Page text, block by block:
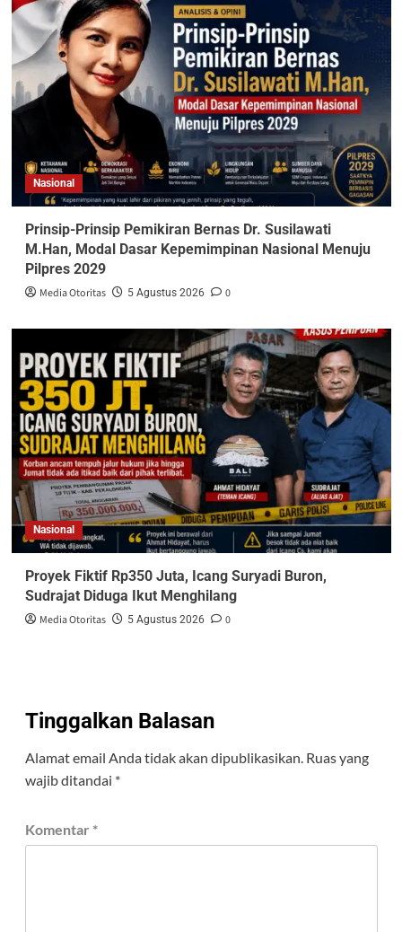
Nasional
Prinsip-Prinsip Pemikiran Bernas Dr. Susilawati
M.Han, Modal Dasar Kepemimpinan Nasional Menuju
Pilpres 2029
Media Otoritas 5 Agustus 2026 0
Nasional
Proyek Fiktif Rp350 Juta, Icang Suryadi Buron,
Sudrajat Diduga Ikut Menghilang
Media Otoritas 5 Agustus 2026 0
Tinggalkan Balasan
Alamat email Anda tidak akan dipublikasikan. Ruas yang
wajib ditandai *
Komentar *